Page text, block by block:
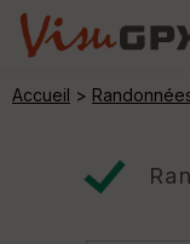
Accueil >